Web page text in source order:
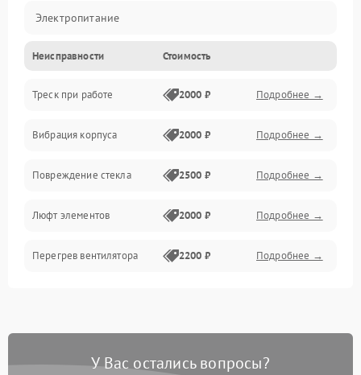
Электропитание
Нагрев
Неисправности Стоимость
Треск при работе 2000 ₽ Подробнее →
Вибрация корпуса 2000 ₽ Подробнее →
Повреждение стекла 2500 ₽ Подробнее →
Люфт элементов 2000 ₽ Подробнее →
Перегрев вентилятора 2200 ₽ Подробнее →
У Вас остались вопросы?